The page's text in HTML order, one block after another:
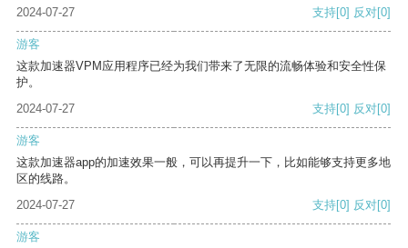
2024-07-27 支持[0] 反对[0]
游客
这款加速器VPM应用程序已经为我们带来了无限的流畅体验和安全性保
护。
2024-07-27
支持[0] 反对[0]
游客
这款加速器app的加速效果一般，可以再提升一下，比如能够支持更多地
区的线路。
2024-07-27
支持[0] 反对[0]
游客